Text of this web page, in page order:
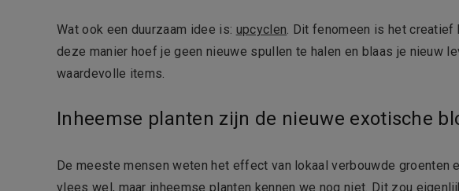
Wat ook een duurzaam idee is: upcyclen . Dit fenomeen is het
deze manier hoef je geen nieuwe spullen te halen en blaas je nieuw
waardevolle items.
Inheemse planten zijn de nieuwe exotische
De meeste mensen weten het effect van lokaal verbouwde groenten
vlees wel, maar inheemse planten kennen we nog niet. Dit zou